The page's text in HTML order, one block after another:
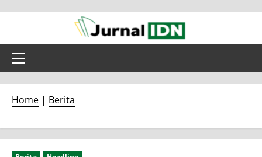
content
Primary
Home | Berita